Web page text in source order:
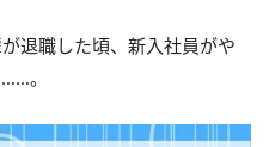
退職した頃、新入社員がや
。